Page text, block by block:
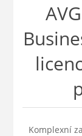
Komplexní